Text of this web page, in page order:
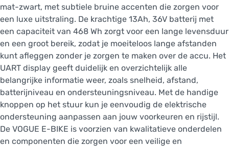
mat-zwart, met subtiele bruine accenten die zorgen voor
een luxe uitstraling. De krachtige 13Ah, 36V batterij met
een capaciteit van 468 Wh zorgt voor een lange levensduur
en een groot bereik, zodat je moeiteloos lange afstanden
kunt afleggen zonder je zorgen te maken over de accu. Het
UART display geeft duidelijk en overzichtelijk alle
belangrijke informatie weer, zoals snelheid, afstand,
batterijniveau en ondersteuningsniveau. Met de handige
knoppen op het stuur kun je eenvoudig de elektrische
ondersteuning aanpassen aan jouw voorkeuren en rijstijl.
De VOGUE E-BIKE is voorzien van kwalitatieve onderdelen
en componenten die zorgen voor een veilige en